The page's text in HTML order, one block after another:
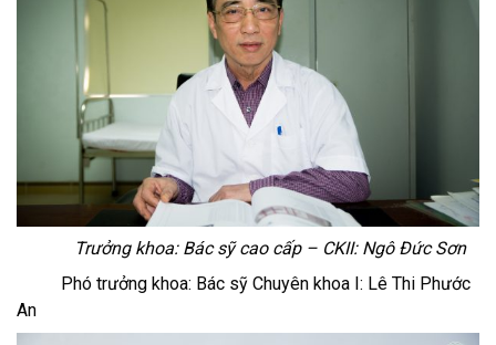
Trưởng khoa: Bác sỹ cao cấp – CKII: Ngô Đức Sơn
Phó trưởng khoa: Bác sỹ Chuyên khoa I: Lê Thi Phước
An